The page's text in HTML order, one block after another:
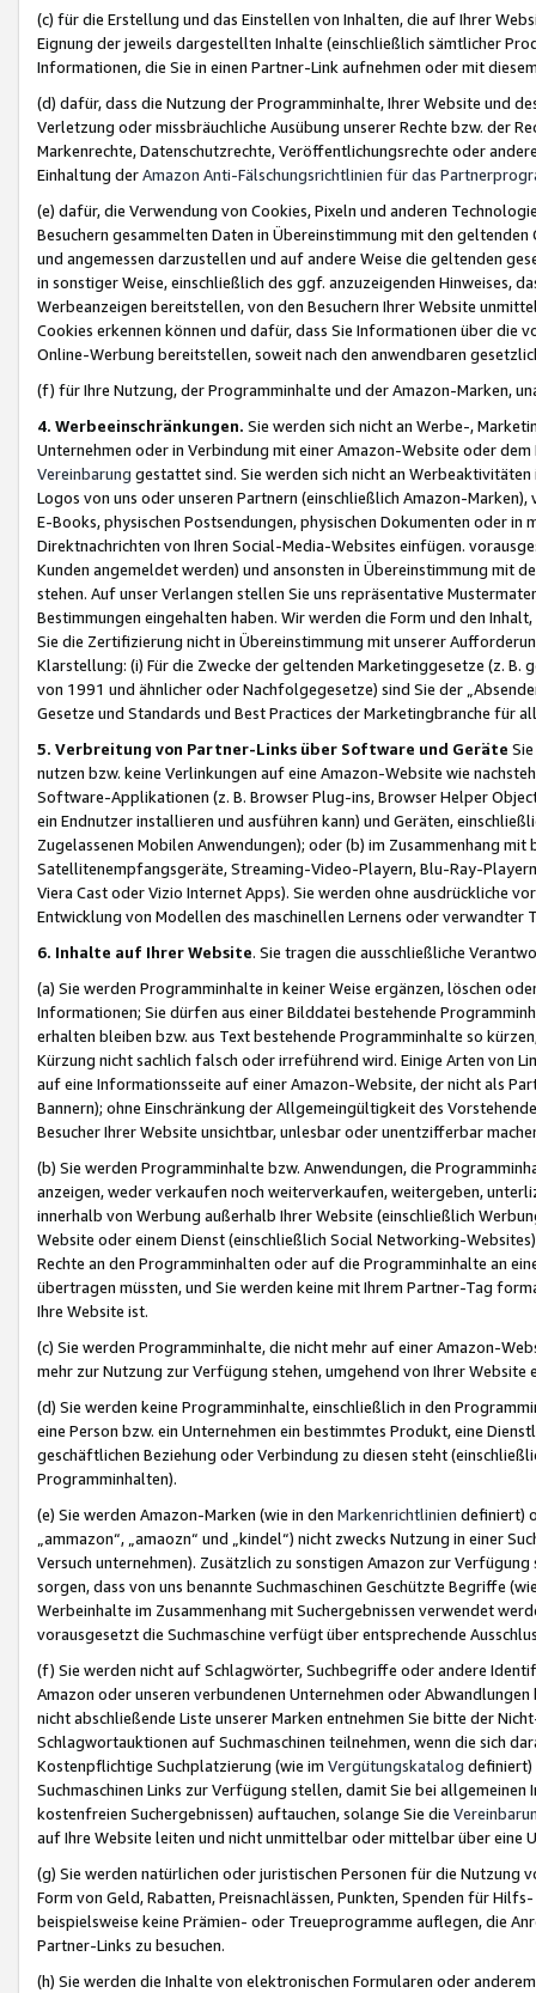
(c) für die Erstellung und das Einstellen von Inhalten, die auf Ihrer
Eignung der jeweils dargestellten Inhalte (einschließlich sämtlicher
Informationen, die Sie in einen Partner-Link aufnehmen oder mit
(d) dafür, dass die Nutzung der Programminhalte, Ihrer Website und
Verletzung oder missbräuchliche Ausübung unserer Rechte bzw. der
Markenrechte, Datenschutzrechte, Veröffentlichungsrechte oder
Einhaltung derAmazon Anti-Fälschungsrichtlinien für das
(e) dafür, die Verwendung von Cookies, Pixeln und anderen
Besuchern gesammelten Daten in Übereinstimmung mit den
und angemessen darzustellen und auf andere Weise die geltenden
in sonstiger Weise, einschließlich des ggf. anzuzeigenden Hinweises,
Werbeanzeigen bereitstellen, von den Besuchern Ihrer Website
Cookies erkennen können und dafür, dass Sie Informationen über die
Online-Werbung bereitstellen, soweit nach den anwendbaren
(f) für Ihre Nutzung, der Programminhalte und der Amazon-Marken,
4. Werbeeinschränkungen. Sie werden sich nicht an Werbe-,
Unternehmen oder in Verbindung mit einer Amazon-Website oder
Vereinbarung gestattet sind. Sie werden sich nicht an
Logos von uns oder unseren Partnern (einschließlich Amazon-
E-Books, physischen Postsendungen, physischen Dokumenten oder in
Direktnachrichten von Ihren Social-Media-Websites einfügen.
Kunden angemeldet werden) und ansonsten in Übereinstimmung mit
stehen. Auf unser Verlangen stellen Sie uns repräsentative
Bestimmungen eingehalten haben. Wir werden die Form und den
Sie die Zertifizierung nicht in Übereinstimmung mit unserer
Klarstellung: (i) Für die Zwecke der geltenden Marketinggesetze (z. B.
von 1991 und ähnlicher oder Nachfolgegesetze) sind Sie der
Gesetze und Standards und Best Practices der Marketingbranche für
5. Verbreitung von Partner-Links über Software und Geräte
nutzen bzw. keine Verlinkungen auf eine Amazon-Website wie
Software-Applikationen (z. B. Browser Plug-ins, Browser Helper
ein Endnutzer installieren und ausführen kann) und Geräten,
Zugelassenen Mobilen Anwendungen); oder (b) im Zusammenhang
Satellitenempfangsgeräte, Streaming-Video-Playern, Blu-Ray-
Viera Cast oder Vizio Internet Apps). Sie werden ohne ausdrückliche
Entwicklung von Modellen des maschinellen Lernens oder
6. Inhalte auf Ihrer Website. Sie tragen die ausschließliche
(a) Sie werden Programminhalte in keiner Weise ergänzen, löschen
Informationen; Sie dürfen aus einer Bilddatei bestehende
erhalten bleiben bzw. aus Text bestehende Programminhalte so
Kürzung nicht sachlich falsch oder irreführend wird. Einige Arten von
auf eine Informationsseite auf einer Amazon-Website, der nicht als
Bannern); ohne Einschränkung der Allgemeingültigkeit des
Besucher Ihrer Website unsichtbar, unlesbar oder unentzifferbar
(b) Sie werden Programminhalte bzw. Anwendungen, die
anzeigen, weder verkaufen noch weiterverkaufen, weitergeben,
innerhalb von Werbung außerhalb Ihrer Website (einschließlich
Website oder einem Dienst (einschließlich Social Networking-
Rechte an den Programminhalten oder auf die Programminhalte an
übertragen müssten, und Sie werden keine mit Ihrem Partner-Tag
Ihre Website ist.
(c) Sie werden Programminhalte, die nicht mehr auf einer Amazon-
mehr zur Nutzung zur Verfügung stehen, umgehend von Ihrer
(d) Sie werden keine Programminhalte, einschließlich in den
eine Person bzw. ein Unternehmen ein bestimmtes Produkt, eine
geschäftlichen Beziehung oder Verbindung zu diesen steht
Programminhalten).
(e) Sie werden Amazon-Marken (wie in den Markenrichtlinien definiert)
„ammazon“, „amaozn“ und „kindel“) nicht zwecks Nutzung in einer
Versuch unternehmen). Zusätzlich zu sonstigen Amazon zur
sorgen, dass von uns benannte Suchmaschinen Geschützte Begriffe
Werbeinhalte im Zusammenhang mit Suchergebnissen verwendet
vorausgesetzt die Suchmaschine verfügt über entsprechende
(f) Sie werden nicht auf Schlagwörter, Suchbegriffe oder andere
Amazon oder unseren verbundenen Unternehmen oder
nicht abschließende Liste unserer Marken entnehmen Sie bitte der
Schlagwortauktionen auf Suchmaschinen teilnehmen, wenn die sich
Kostenpflichtige Suchplatzierung (wie im Vergütungskatalog definiert)
Suchmaschinen Links zur Verfügung stellen, damit Sie bei
kostenfreien Suchergebnissen) auftauchen, solange Sie die
auf Ihre Website leiten und nicht unmittelbar oder mittelbar über eine
(g) Sie werden natürlichen oder juristischen Personen für die Nutzung
Form von Geld, Rabatten, Preisnachlässen, Punkten, Spenden für
beispielsweise keine Prämien- oder Treueprogramme auflegen, die
Partner-Links zu besuchen.
(h) Sie werden die Inhalte von elektronischen Formularen oder